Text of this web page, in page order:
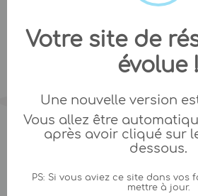
Votre site de
évolue !
Une nouvelle version
Vous allez être
après avoir cliqué sur
dessous.
PS: Si vous aviez ce site dans vos
mettre à jour.